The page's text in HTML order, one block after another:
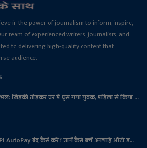
in the power of journalism to inform, inspire,
team of experienced writers, journalists, and
to delivering high-quality content that
audience.
खिड़की तोड़कर घर में घुस गया युवक, महिला से किया ...
AutoPay बंद कैसे करें? जानें कैसे बचें अनचाहे ऑटो ड...